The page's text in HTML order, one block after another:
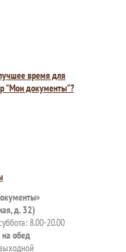
время для
"Мои документы"?
д. 32)
8.00-20.00
обед